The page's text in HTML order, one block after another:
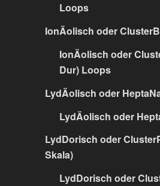
Loops
IonÄolisch oder
IonÄolisch oder
Dur) Loops
LydÄolisch oder
LydÄolisch oder
LydDorisch oder
Skala)
LydDorisch oder